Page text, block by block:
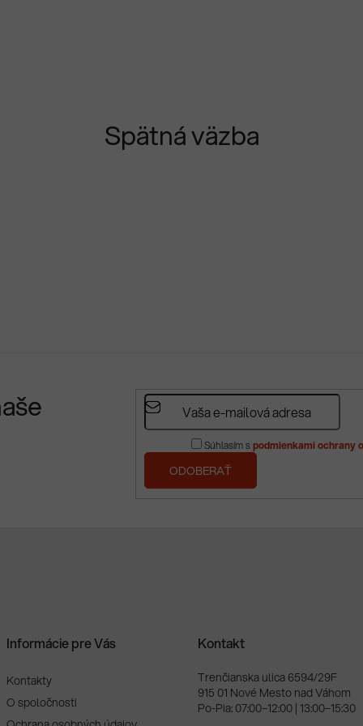
Spätná väzba
Súhlasím spodmienkami ochrany
PRIHLÁSIŤ
Informácie pre Vás
Kontakty
O spoločnosti
Kontakt
Trenčianska ulica 6594/29F
915 01 Nové Mesto nad Váhom
Po-Pia: 07:00–12:00 | 13:00–15:30